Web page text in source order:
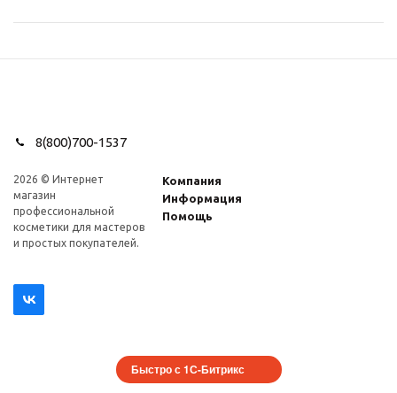
8(800)700-1537
2026 © Интернет
магазин
профеcсиональной
косметики для мастеров
и простых покупателей.
Компания
Информация
Помощь
Быстро с 1С-Битрикс